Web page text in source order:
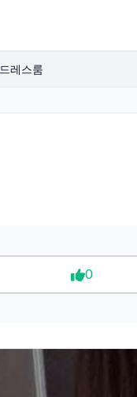
드레스룸
0